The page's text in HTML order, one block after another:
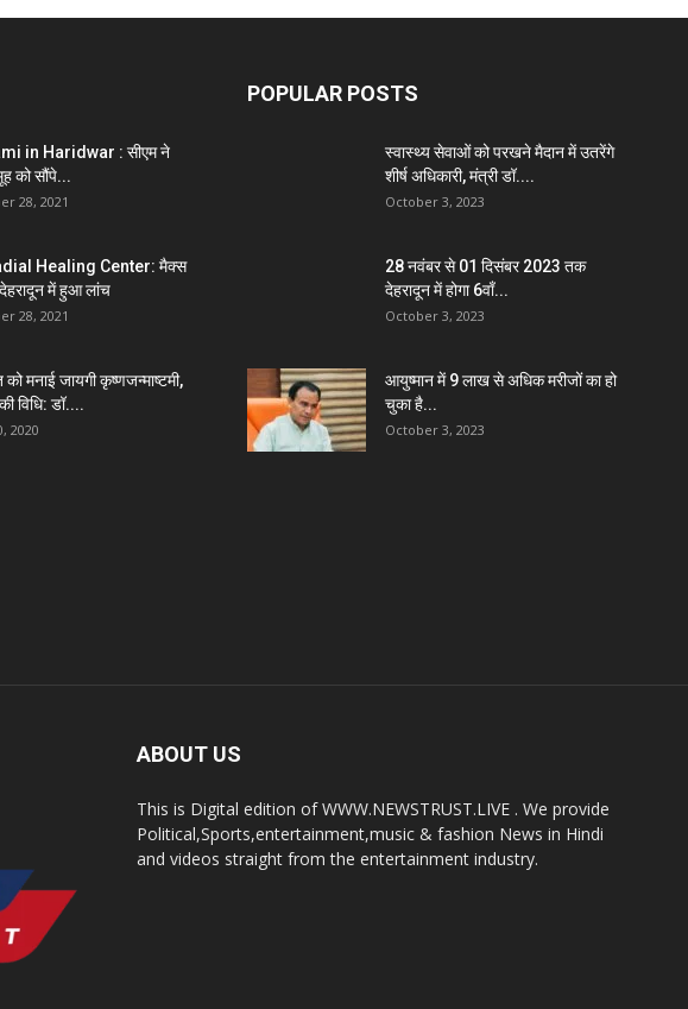
in Haridwar : सीएम ने
को सौंपे...
28, 2021
Healing Center: मैक्स
में हुआ लांच
28, 2021
मनाई जायगी कृष्णजन्माष्टमी,
विधि: डॉ....
2020
POPULAR POSTS
स्वास्थ्य सेवाओं को परखने मैदान में उतरेंगे
शीर्ष अधिकारी, मंत्री डॉ....
October 3, 2023
28 नवंबर से 01 दिसंबर 2023 तक
देहरादून में होगा 6वाँ...
October 3, 2023
आयुष्मान में 9 लाख से अधिक मरीजों का हो
चुका है...
October 3, 2023
ABOUT US
This is Digital edition of WWW.NEWSTRUST.LIVE . We provide
Political,Sports,entertainment,music & fashion News in Hindi
and videos straight from the entertainment industry.